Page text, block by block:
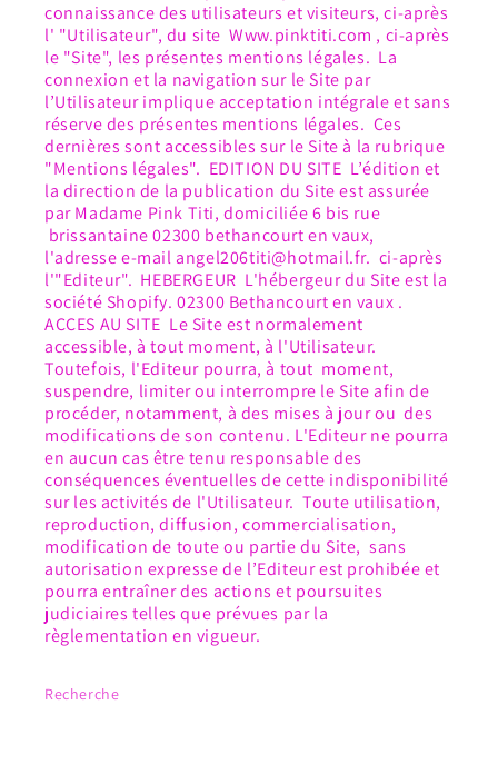
connaissance des utilisateurs et visiteurs, ci-après
l' "Utilisateur", du site Www.pinktiti.com , ci-après
le "Site", les présentes mentions légales. La
connexion et la navigation sur le Site par
l’Utilisateur implique acceptation intégrale et sans
réserve des présentes mentions légales. Ces
dernières sont accessibles sur le Site à la rubrique
"Mentions légales". EDITION DU SITE L’édition et
la direction de la publication du Site est assurée
par Madame Pink Titi, domiciliée 6 bis rue
brissantaine 02300 bethancourt en vaux,
l'adresse e-mail angel206titi@hotmail.fr. ci-après
l'"Editeur". HEBERGEUR L'hébergeur du Site est la
société Shopify. 02300 Bethancourt en vaux .
ACCES AU SITE Le Site est normalement
accessible, à tout moment, à l'Utilisateur.
Toutefois, l'Editeur pourra, à tout moment,
suspendre, limiter ou interrompre le Site afin de
procéder, notamment, à des mises à jour ou des
modifications de son contenu. L'Editeur ne pourra
en aucun cas être tenu responsable des
conséquences éventuelles de cette indisponibilité
sur les activités de l'Utilisateur. Toute utilisation,
reproduction, diffusion, commercialisation,
modification de toute ou partie du Site, sans
autorisation expresse de l’Editeur est prohibée et
pourra entraîner des actions et poursuites
judiciaires telles que prévues par la
règlementation en vigueur.
Recherche